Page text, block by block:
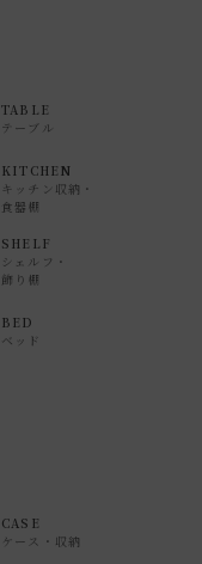
TABLE
テーブル
KITCHEN
キッチン収納・
食器棚
SHELF
シェルフ・
飾り棚
BED
ベッド
CASE
ケース・収納